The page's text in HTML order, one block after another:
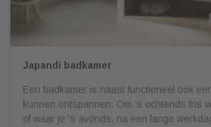
Japandi badkamer
Een badkamer is naast functioneel ook
kunnen ontspannen. Om ’s ochtends fris
of waar je ’s avonds, na een lange